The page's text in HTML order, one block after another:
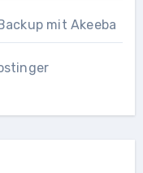
mit Akeeba